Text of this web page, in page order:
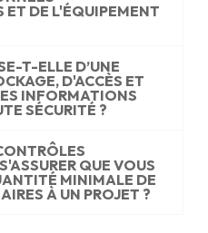
ET DE L'ÉQUIPEMENT
T-ELLE D’UNE
D'ACCÈS ET
INFORMATIONS
SÉCURITÉ ?
QUE VOUS
MINIMALE DE
À UN PROJET ?